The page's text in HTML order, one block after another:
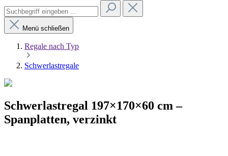
Menü schließen
Regale nach Typ
Schwerlastregale
Schwerlastregal 197×170×60 cm –
Spanplatten, verzinkt